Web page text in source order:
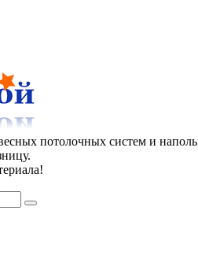
потолочных систем и